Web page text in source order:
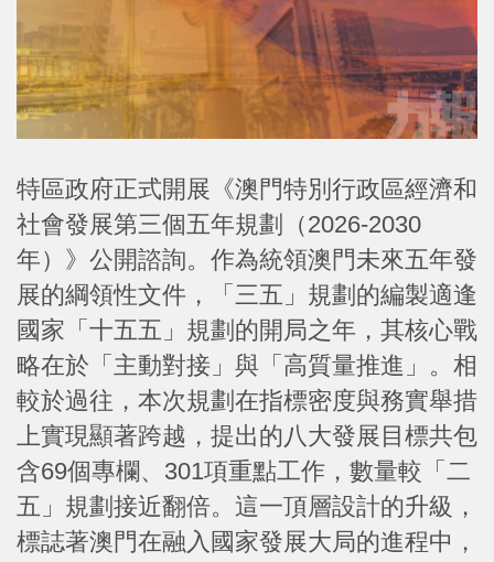
特區政府正式開展《澳門特別行政區經濟和
社會發展第三個五年規劃（2026-2030
年）》公開諮詢。作為統領澳門未來五年發
展的綱領性文件，「三五」規劃的編製適逢
國家「十五五」規劃的開局之年，其核心戰
略在於「主動對接」與「高質量推進」。相
較於過往，本次規劃在指標密度與務實舉措
上實現顯著跨越，提出的八大發展目標共包
含69個專欄、301項重點工作，數量較「二
五」規劃接近翻倍。這一頂層設計的升級，
標誌著澳門在融入國家發展大局的進程中，